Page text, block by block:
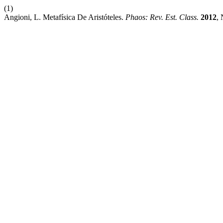
(1)
Angioni, L. Metafísica De Aristóteles. Phaos: Rev. Est. Class. 2012,